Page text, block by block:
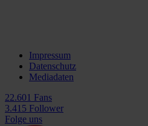
Impressum
Datenschutz
Mediadaten
22.601 Fans
3.415 Follower
Folge uns